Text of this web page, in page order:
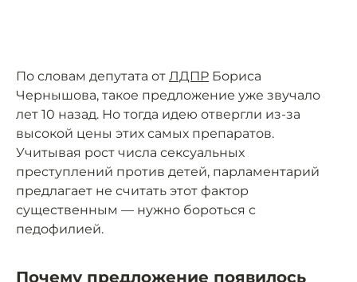
По словам депутата от ЛДПР Бориса
Чернышова, такое предложение уже звучало
лет 10 назад. Но тогда идею отвергли из-за
высокой цены этих самых препаратов.
Учитывая рост числа сексуальных
преступлений против детей, парламентарий
предлагает не считать этот фактор
существенным — нужно бороться с
педофилией.
Почему предложение появилось